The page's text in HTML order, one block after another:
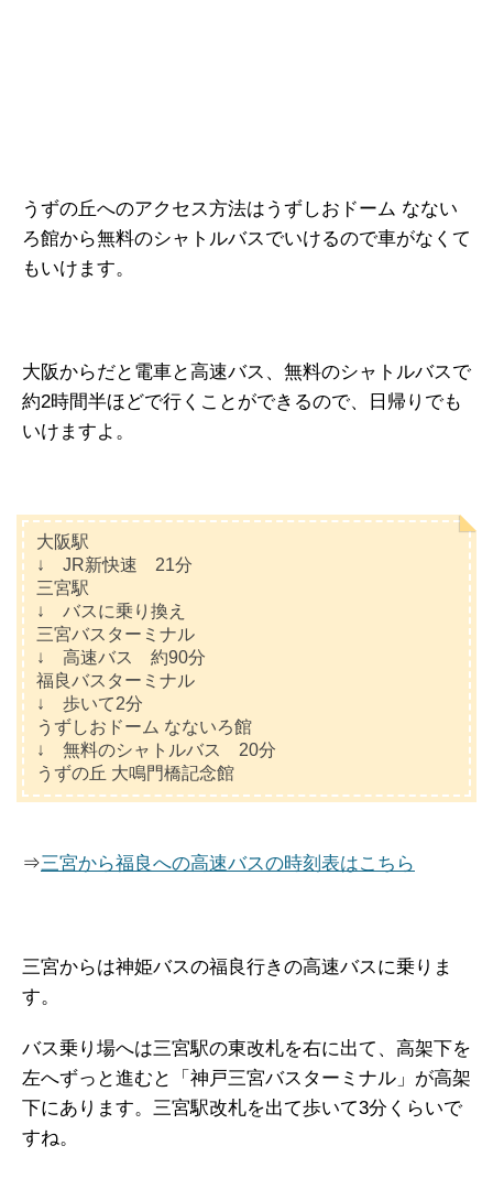
うずの丘へのアクセス方法はうずしおドーム なない
ろ館から無料のシャトルバスでいけるので車がなくて
もいけます。
大阪からだと電車と高速バス、無料のシャトルバスで
約2時間半ほどで行くことができるので、日帰りでも
いけますよ。
大阪駅
↓ JR新快速 21分
三宮駅
↓ バスに乗り換え
三宮バスターミナル
↓ 高速バス 約90分
福良バスターミナル
↓ 歩いて2分
うずしおドーム なないろ館
↓ 無料のシャトルバス 20分
うずの丘 大鳴門橋記念館
⇒三宮から福良への高速バスの時刻表はこちら
三宮からは神姫バスの福良行きの高速バスに乗りま
す。
バス乗り場へは三宮駅の東改札を右に出て、高架下を
左へずっと進むと「神戸三宮バスターミナル」が高架
下にあります。三宮駅改札を出て歩いて3分くらいで
すね。